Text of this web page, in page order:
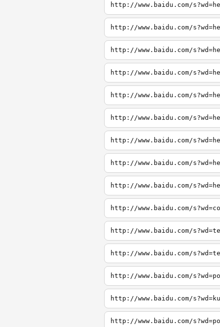
http://www.baidu.com/
http://www.baidu.com/
http://www.baidu.com/
http://www.baidu.com/
http://www.baidu.com/
http://www.baidu.com/
http://www.baidu.com/
http://www.baidu.com/
http://www.baidu.com/
http://www.baidu.com/
http://www.baidu.com/
http://www.baidu.com/
http://www.baidu.com/
http://www.baidu.com/
http://www.baidu.com/